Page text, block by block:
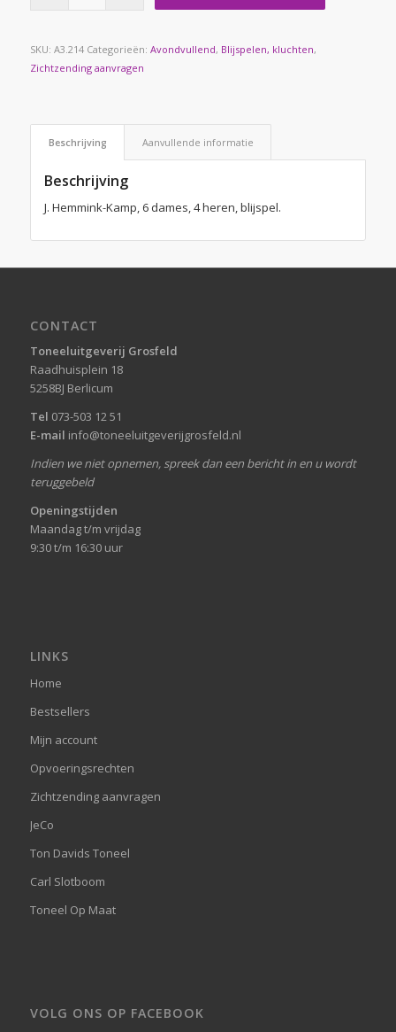
SKU: A3.214 Categorieën: Avondvullend, Blijspelen, kluchten,
Zichtzending aanvragen
Beschrijving Aanvullende informatie
Beschrijving
J. Hemmink-Kamp, 6 dames, 4 heren, blijspel.
CONTACT
Toneeluitgeverij Grosfeld
Raadhuisplein 18
5258BJ Berlicum
Tel 073-503 12 51
E-mail info@toneeluitgeverijgrosfeld.nl
Indien we niet opnemen, spreek dan een bericht in en u wordt
teruggebeld
Openingstijden
Maandag t/m vrijdag
9:30 t/m 16:30 uur
LINKS
Home
Bestsellers
Mijn account
Opvoeringsrechten
Zichtzending aanvragen
JeCo
Ton Davids Toneel
Carl Slotboom
Toneel Op Maat
VOLG ONS OP FACEBOOK